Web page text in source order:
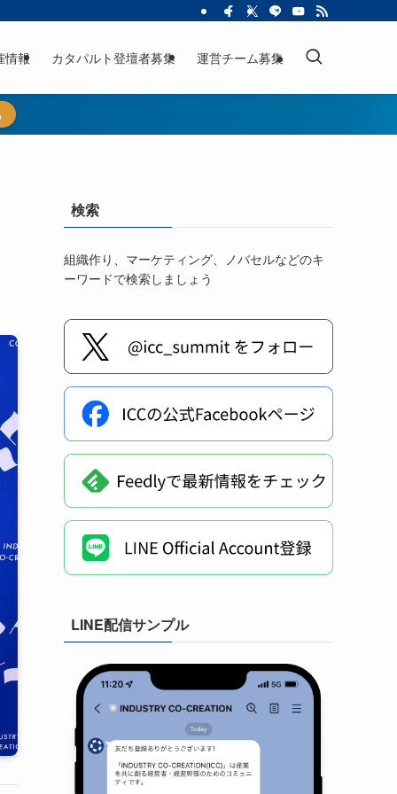
情報 カタパルト登壇者募集 運営チーム募集
検索
組織作り、マーケティング、ノバセルなどのキ
ーワードで検索しましょう
LINE配信サンプル